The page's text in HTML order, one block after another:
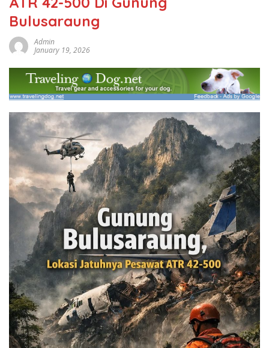
Bulusaraung
Admin
January 19, 2026